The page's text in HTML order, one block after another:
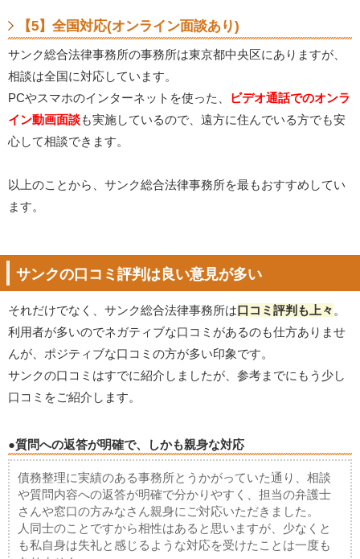
【5】全国対応(オンライン面談あり)
サンク総合法律事務所の事務所は東京都中央区にありますが、
相談は全国に対応しています。
PCやスマホのインターネットを使った、
ビデオ通話でのオンラ
イン動画面談も実施しているので、遠方に住んでいる方でも安
心して相談できます。
以上のことから、サンク総合法律事務所を最もおすすめしてい
ます。
サンクの口コミ評判は良い意見が多い
それだけでなく、サンク総合法律事務所は口コミ評判も上々 。
利用者が多いのでネガティブな口コミがあるのも仕方ありませ
んが、ポジティブな口コミの方が多い印象です。
サンクの口コミはすでに紹介しましたが、参考までにもう少し
口コミをご紹介します。
●質問への返答が明確で、しかも親身な対応
債務整理に実績のある事務所とうかがっていた通り、相談
や質問内容への返答が明確で分かりやすく、担当の弁護士
さんや窓口の方みなさん親身にご対応いただきました。
人同士のことですから相性はあると思いますが、少なくと
も私自身は失礼と感じるような対応を受けたことは一度も